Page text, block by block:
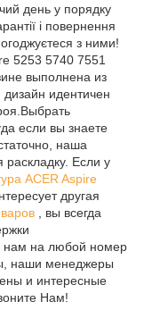
день у порядку
і повернення
з ними!
5253 5740 7551
выполнена из
идентичен
если вы знаете
наша
раскладку. Если у
ACER Aspire
другая
, вы всегда
нам на любой номер
наши менеджеры
и интересные
Нам!